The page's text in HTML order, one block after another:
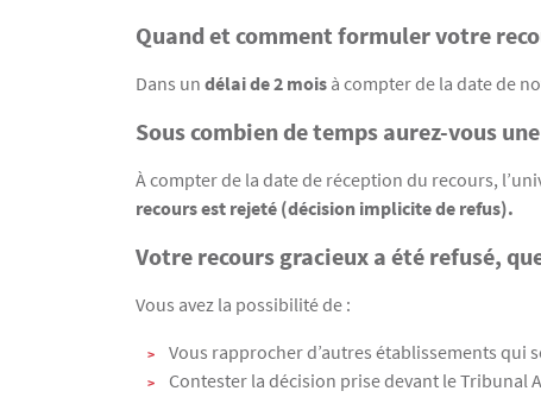
Quand et comment formuler votre
Dans un délai de 2 mois à compter de la date de
Sous combien de temps aurez-vous
À compter de la date de réception du recours,
recours est rejeté (décision implicite de refus).
Votre recours gracieux a été refusé,
Vous avez la possibilité de :
Vous rapprocher d’autres établissements qui
Contester la décision prise devant le Tribunal